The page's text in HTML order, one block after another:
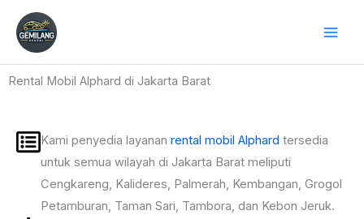
content
Rental Mobil Alphard di Jakarta Barat
Kami penyedia layanan rental mobil Alphard tersedia
untuk semua wilayah di Jakarta Barat meliputi
Cengkareng, Kalideres, Palmerah, Kembangan, Grogol
Petamburan, Taman Sari, Tambora, dan Kebon Jeruk.